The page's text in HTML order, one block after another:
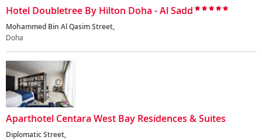
Hotel Doubletree By Hilton Doha - Al Sadd
Mohammed Bin Al Qasim Street,
Doha
Aparthotel Centara West Bay Residences & Suites
Diplomatic Street,